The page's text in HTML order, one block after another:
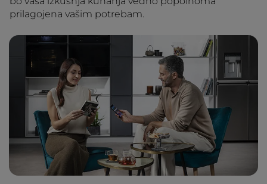
prilagojena vašim potrebam.